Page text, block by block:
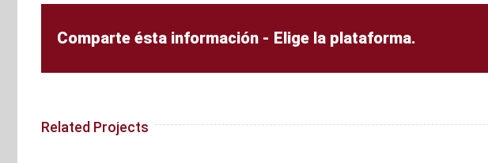
Comparte ésta información - Elige la plataforma.
Related Projects